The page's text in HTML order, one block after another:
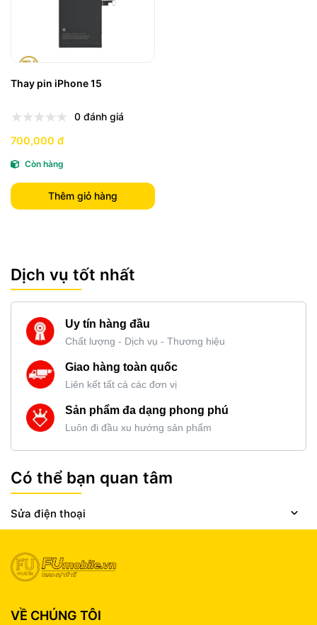
Thay pin iPhone 15
0 đánh giá
700,000 đ
Còn hàng
Thêm giỏ hàng
Dịch vụ tốt nhất
Uy tín hàng đầu
Chất lượng - Dịch vụ - Thương hiệu
Giao hàng toàn quốc
Liên kết tất cả các đơn vị
Sản phẩm đa dạng phong phú
Luôn đi đầu xu hướng sản phẩm
Có thể bạn quan tâm
Sửa điện thoại
VỀ CHÚNG TÔI